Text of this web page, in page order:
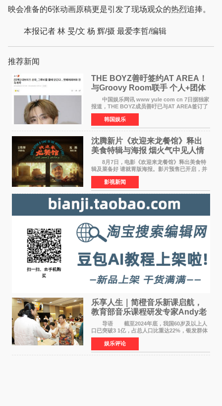
映会准备的6张动画原稿更是引发了现场观众的热烈追捧。
本报记者 林 旻/文 杨 辉/摄 最爱李哲/编辑
推荐新闻
THE BOYZ善旴签约AT AREA！
与Groovy Room联手 个人+团体
活动并行
中国娱乐网讯 www yule com cn 7日据独家
报道，THE BOYZ成员善旴已与AT AREA签订了
专属合约。AT AREA是由知名制作人组合
Groovy Room创立的hip-hop厂牌，旗下拥有多
位实力派音乐人，在韩
韩国娱乐
沈腾新片《欢迎来龙餐馆》释出
美食特辑与海报 烟火气中见人情
温暖
8月7日，电影《欢迎来龙餐馆》释出美食特
辑及菜备好 请就胃版海报。影片预售已开启，并
将于8月8日至10日14:00-21:00举行全国超前点
映。电影《欢迎来龙餐馆》作为战争美食喜剧大
片，讲述了中国
影视新闻
乐享人生｜简橙音乐新课启航，
教育部音乐课程研发专家Andy老
师重磅入驻领航银龄琴声
导语 截至2024年底，我国60岁及以上人
口已突破3 1亿，占总人口比重达22%，银发群体
的精神文化需求日益凸显。2024年1月，国务院办
公厅印发《关于发展银发经济增进老年人福祉的
意见》——这是
娱乐评论